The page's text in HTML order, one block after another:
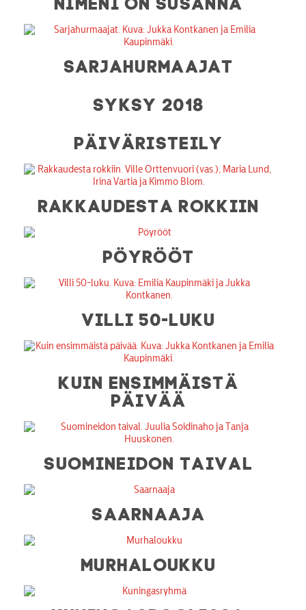
SARJAHURMAAJAT
SYKSY 2018
PÄIVÄRISTEILY
RAKKAUDESTA ROKKIIN
PÖYRÖÖT
VILLI 50-LUKU
KUIN ENSIMMÄISTÄ
PÄIVÄÄ
SUOMINEIDON TAIVAL
SAARNAAJA
MURHALOUKKU